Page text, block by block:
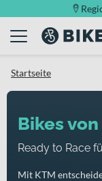
Startseite
Bikes von
Ready to Race
Mit KTM